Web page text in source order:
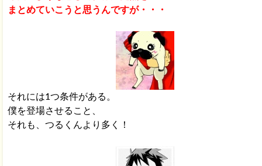
まとめていこうと思うんですが・・・
それには1つ条件がある。
僕を登場させること、
それも、つるくんより多く！